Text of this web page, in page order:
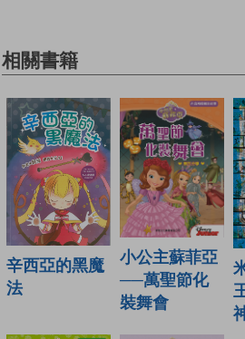
相關書籍
辛西亞的黑魔
法
小公主蘇菲亞
──萬聖節化
裝舞會